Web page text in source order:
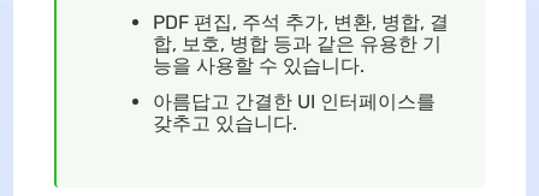
PDF 편집, 주석 추가, 변환, 병합, 결
합, 보호, 병합 등과 같은 유용한 기
능을 사용할 수 있습니다.
아름답고 간결한 UI 인터페이스를
갖추고 있습니다.